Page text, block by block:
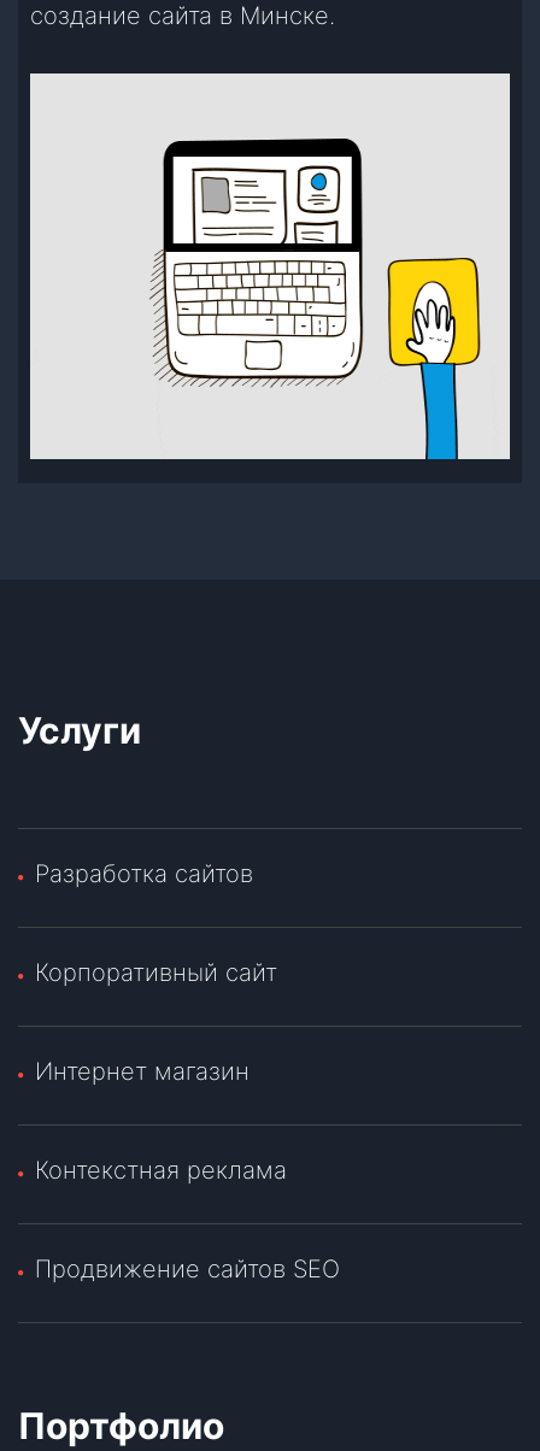
создание сайта в Минске.
Услуги
Разработка сайтов
Корпоративный сайт
Интернет магазин
Контекстная реклама
Продвижение сайтов SEO
Портфолио